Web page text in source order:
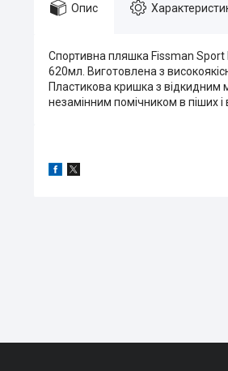
Опис
Спортивна пляшка Fissman Sport
620мл. Виготовлена з
Пластикова кришка з відкидним
незамінним помічником в піших